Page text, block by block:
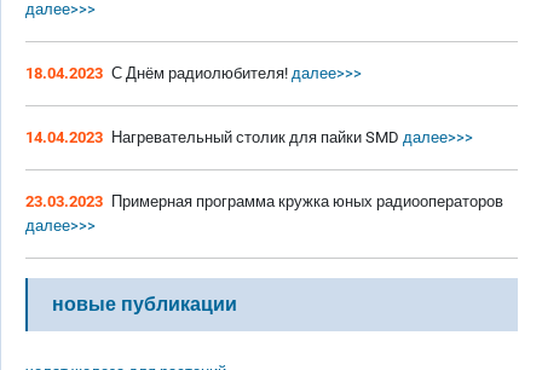
далее>>>
18.04.2023 С Днём радиолюбителя! далее>>>
14.04.2023 Нагревательный столик для пайки SMD далее>>>
23.03.2023 Примерная программа кружка юных радиооператоров
далее>>>
новые публикации